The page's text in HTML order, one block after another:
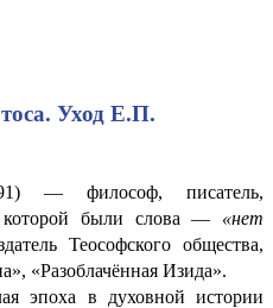
Уход Е.П.
— философ, писатель,
которой были слова — «нет
Теософского общества,
«Разоблачённая Изида».
эпоха в духовной истории